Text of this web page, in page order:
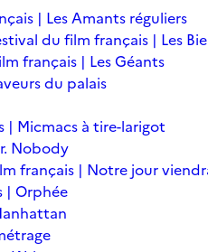
| Les Amants réguliers
du film français | Les
français | Les Géants
du palais
| Micmacs à tire-larigot
Nobody
français | Notre jour
| Orphée